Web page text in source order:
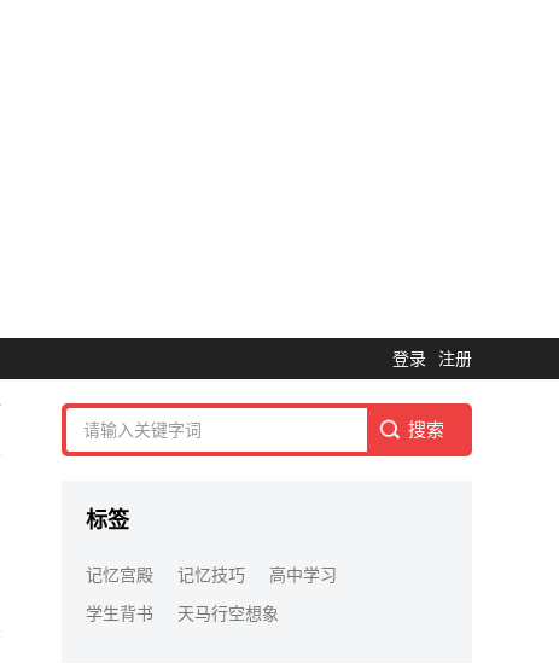
登录 注册
标签
记忆宫殿 记忆技巧
高中学习
学生背书
天马行空想象